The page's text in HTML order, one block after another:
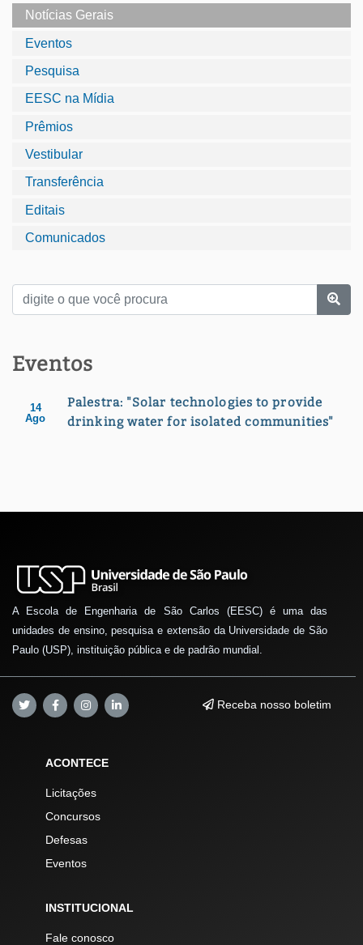
Notícias Gerais
Eventos
Pesquisa
EESC na Mídia
Prêmios
Vestibular
Transferência
Editais
Comunicados
Eventos
14
Ago
Palestra: "Solar technologies to provide
drinking water for isolated communities"
A Escola de Engenharia de São Carlos (EESC) é uma das
unidades de ensino, pesquisa e extensão da Universidade de São
Paulo (USP), instituição pública e de padrão mundial.
Receba nosso boletim
ACONTECE
Licitações
Concursos
Defesas
Eventos
INSTITUCIONAL
Fale conosco